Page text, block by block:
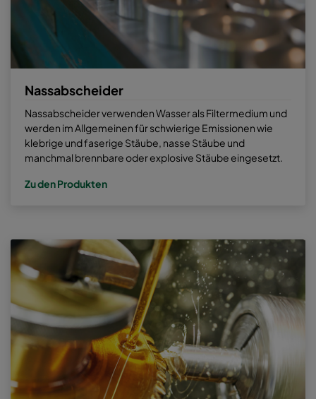
Nassabscheider
Nassabscheider verwenden Wasser als Filtermedium und
werden im Allgemeinen für schwierige Emissionen wie
klebrige und faserige Stäube, nasse Stäube und
manchmal brennbare oder explosive Stäube eingesetzt.
Zu den Produkten